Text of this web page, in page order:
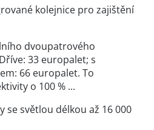
kolejnice pro zajištění
dvoupatrového
33 europalet; s
66 europalet. To
o 100 % ...
se světlou délkou až 16 000